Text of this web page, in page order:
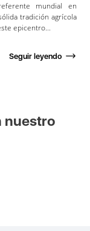
mundial en
tradición agrícola
epicentro...
Seguir leyendo
nuestro